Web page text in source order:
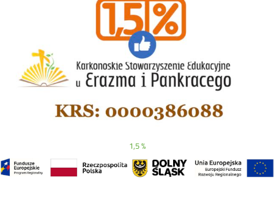
1,5 %